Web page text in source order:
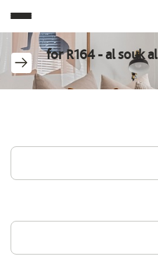
نموذج الاستفسار التجاري for R164 - al souk al